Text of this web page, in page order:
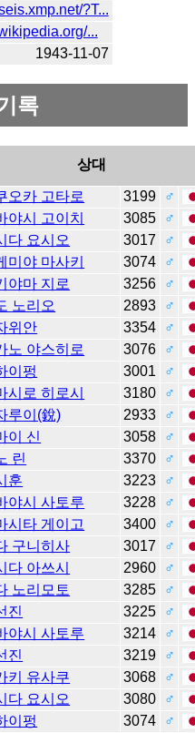
?T...
...
1943-11-07
록
상대
오카 고타로 3199
♂
야시 고이치 3085
♂
다 요시오 3017
♂
미야 마사키 3074
♂
야마 지로 3256
♂
노리오 2893
♂
위안 3354
♂
노 야스히로 3076
♂
이펑 3001
♂
시로 히로시 3180
♂
루이(銳) 2933
♂
이 신 3058
♂
린 3370
♂
훈 3223
♂
야시 사토루 3228
♂
시타 게이고 3400
♂
구니히사 3017
♂
다 아쓰시 2960
♂
노리모토 3285
♂
진 3225
♂
야시 사토루 3214
♂
진 3219
♂
키 유사쿠 3068
♂
다 요시오 3080
♂
이펑 3074
♂